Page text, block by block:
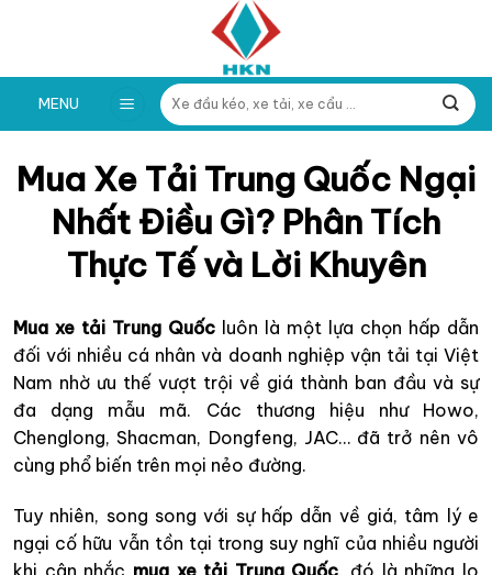
MENU
Tìm
kiếm:
Mua Xe Tải Trung Quốc Ngại
Nhất Điều Gì? Phân Tích
Thực Tế và Lời Khuyên
Mua xe tải Trung Quốc luôn là một lựa chọn hấp dẫn
đối với nhiều cá nhân và doanh nghiệp vận tải tại Việt
Nam nhờ ưu thế vượt trội về giá thành ban đầu và sự
đa dạng mẫu mã. Các thương hiệu như Howo,
Chenglong, Shacman, Dongfeng, JAC… đã trở nên vô
cùng phổ biến trên mọi nẻo đường.
Tuy nhiên, song song với sự hấp dẫn về giá, tâm lý e
ngại cố hữu vẫn tồn tại trong suy nghĩ của nhiều người
khi cân nhắc mua xe tải Trung Quốc, đó là những lo